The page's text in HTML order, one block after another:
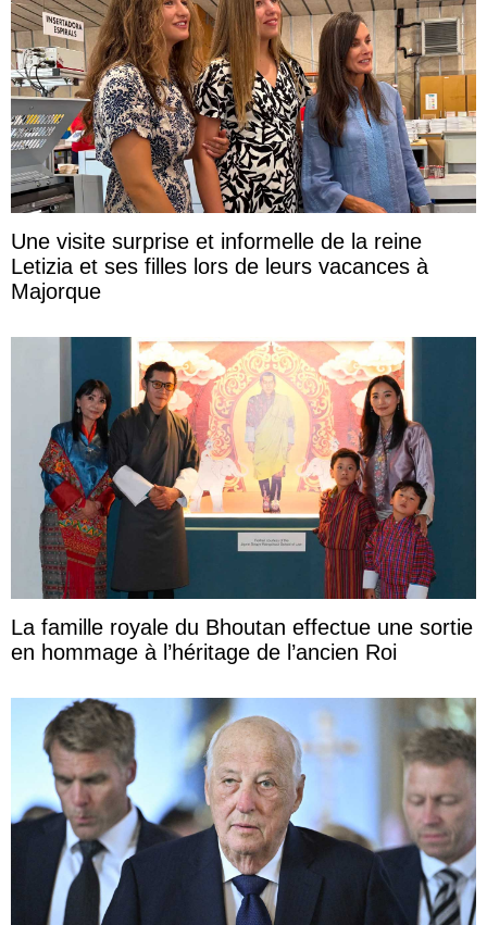
Une visite surprise et informelle de la reine
Letizia et ses filles lors de leurs vacances à
Majorque
La famille royale du Bhoutan effectue une sortie
en hommage à l’héritage de l’ancien Roi